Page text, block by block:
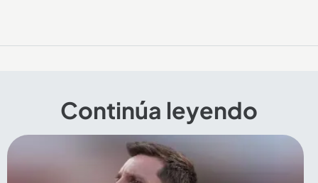
Continúa leyendo